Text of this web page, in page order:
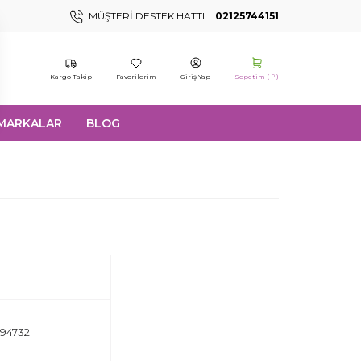
MÜŞTERI DESTEK HATTI : 02125744151
Kargo Takip Favorilerim Giriş Yap Sepetim ( 0 )
BLOG